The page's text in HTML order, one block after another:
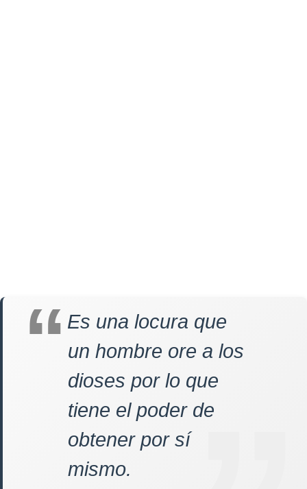
Es una locura que
un hombre ore a los
dioses por lo que
tiene el poder de
obtener por sí
mismo.